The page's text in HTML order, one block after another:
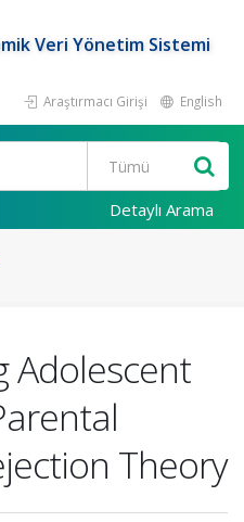
Veri Yönetim Sistemi
Araştırmacı Girişi English
Detaylı Arama
Adolescent
Theory